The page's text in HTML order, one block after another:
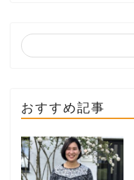
おすすめ記事